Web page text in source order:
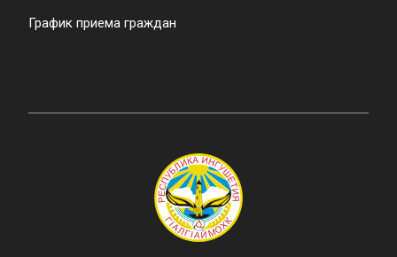
График приема граждан